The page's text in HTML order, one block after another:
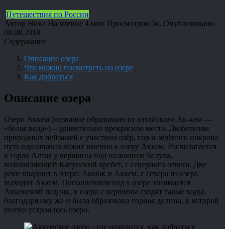
Путешествия по России
Автор Ника На чтение 4 мин Просмотров 5к. Опубликовано
08.08.2018
Содержание
Описание озера
Что можно посмотреть на озере
Как добраться
Описание озера
Озеро Аккем (название образовано от алтайского Ак-кем —
«белая вода») – удивительно прекрасное место. Любителям
природных пейзажей с участием озёр, гор и зелёного покрова
путь однозначно лежит именно к озеру Аккем. Располагается
в горах Алтая у вершины под названием Белуха,
возглавляющей Катунский хребет, с северного отвеса. Две
реки впадают в озеро: Акоюк и Аккем, с севера из озера
выходит Аккем. Пополнением вод в озере занимается
Аккемский ледник, в озеро с вершины сходят талые воды,
благодаря ему же и была образована горная долина, в которой
уютно устроилось озеро.